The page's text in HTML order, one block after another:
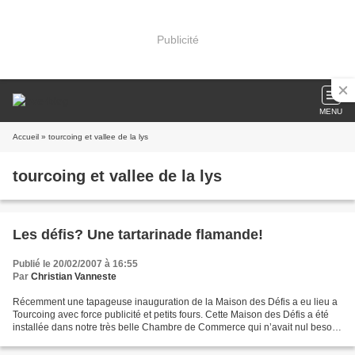
Publicité
MENU
Accueil » tourcoing et vallee de la lys
tourcoing et vallee de la lys
Les défis? Une tartarinade flamande!
Publié le 20/02/2007 à 16:55
Par Christian Vanneste
Récemment une tapageuse inauguration de la Maison des Défis a eu lieu a
Tourcoing avec force publicité et petits fours. Cette Maison des Défis a été
installée dans notre très belle Chambre de Commerce qui n’avait nul besoin